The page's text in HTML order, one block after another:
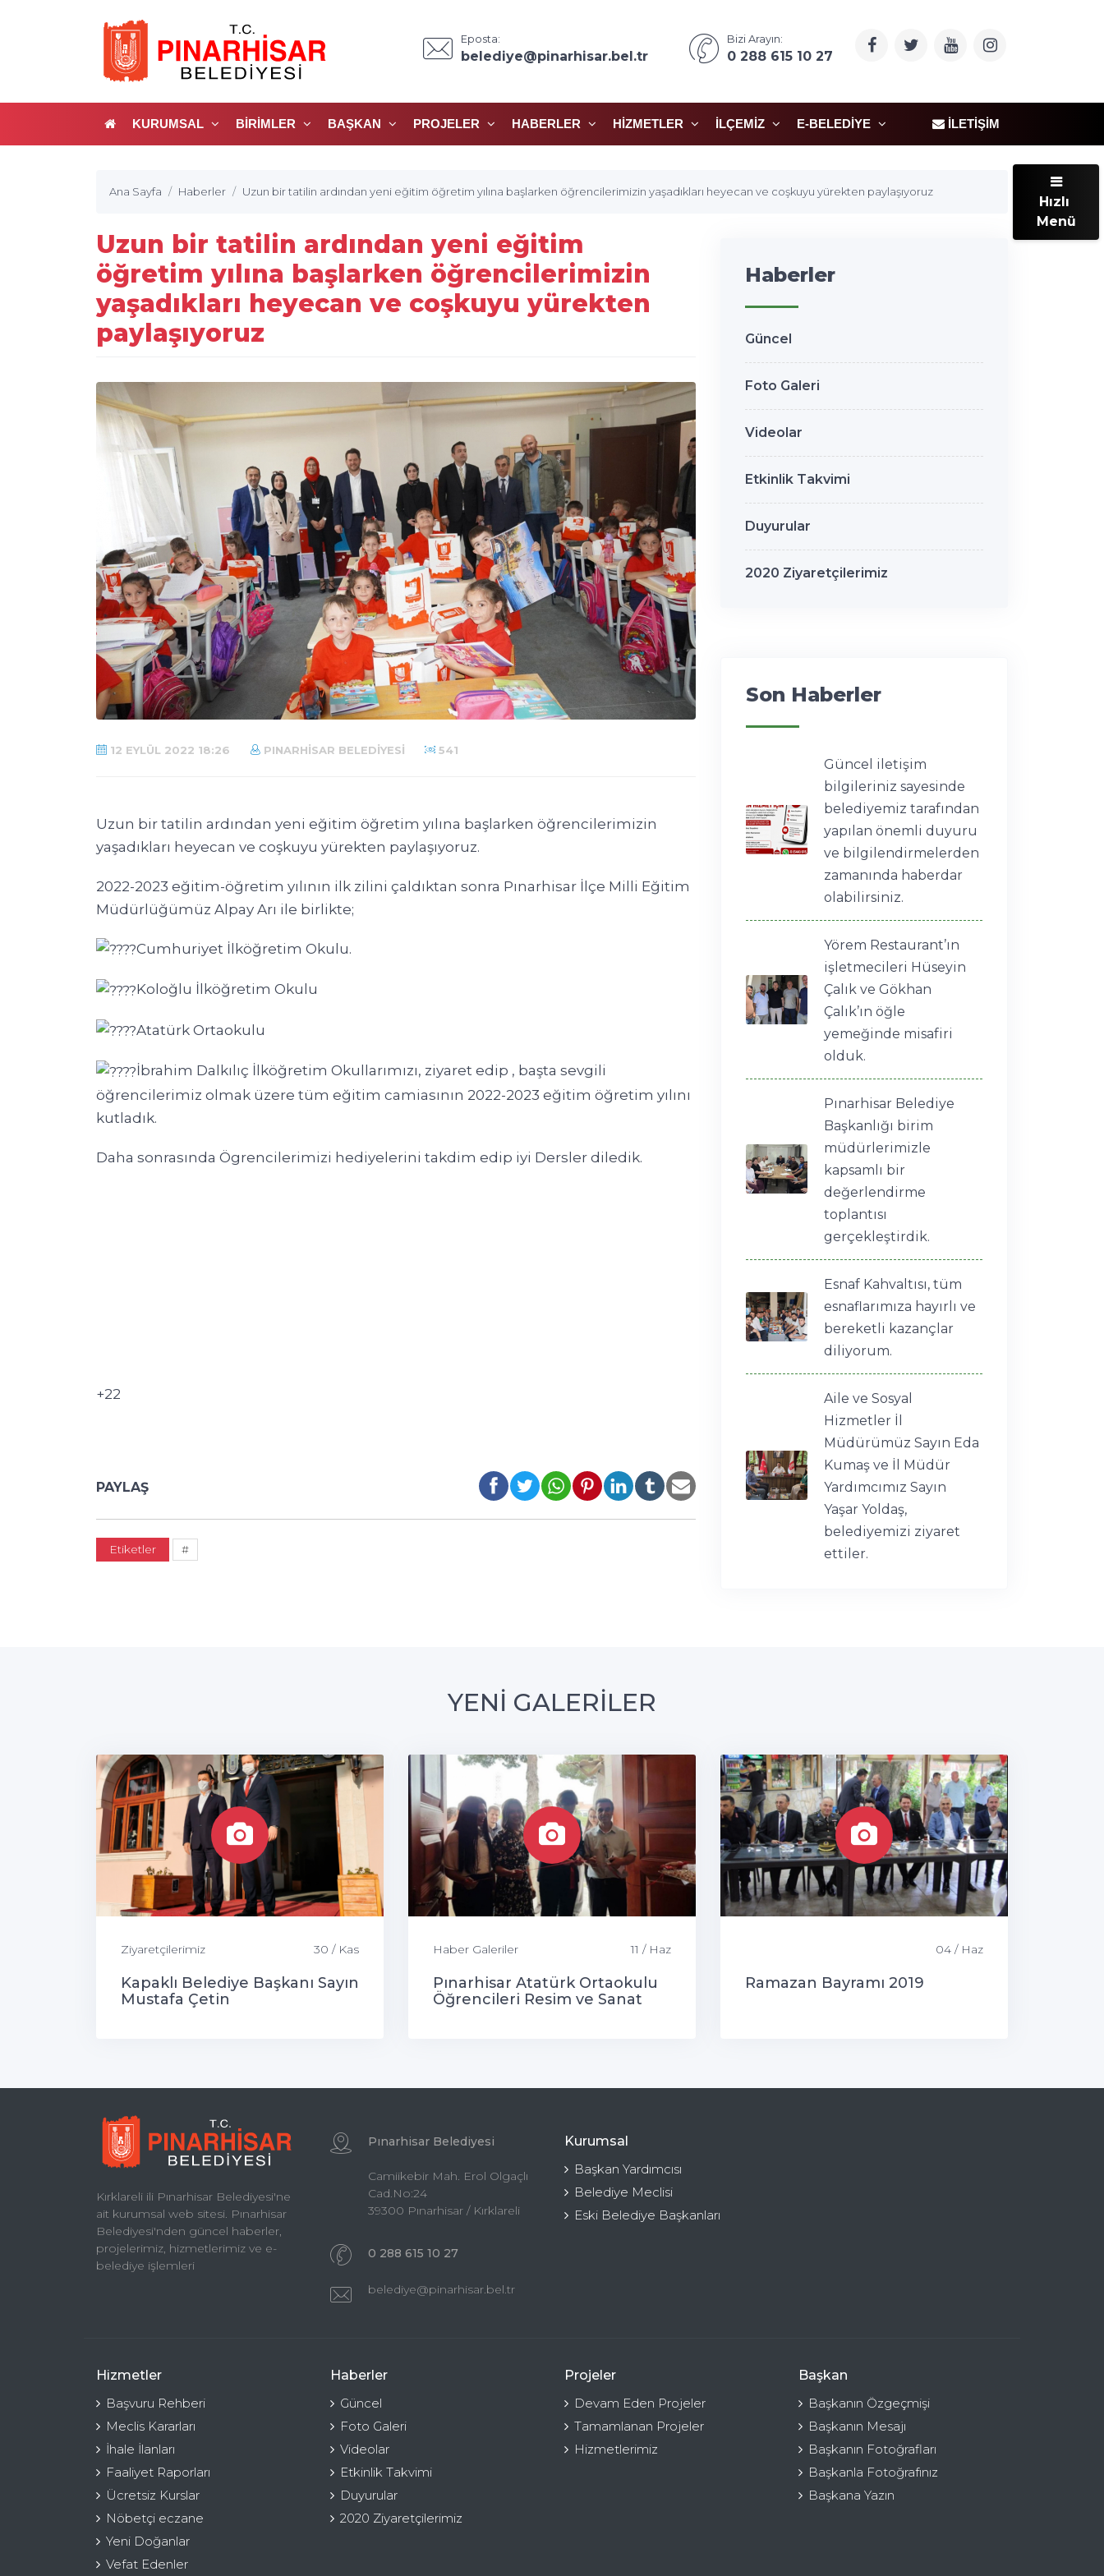
Eposta:
belediye@pinarhisar.bel.tr
Bizi Arayın:
0 288 615 10 27
KURUMSAL BİRİMLER BAŞKAN PROJELER HABERLER HIZMETLER İLÇEMIZ E-BELEDIYE İLETIŞIM
Ana Sayfa Haberler Uzun bir tatilin ardından yeni eğitim öğretim yılına başlarken öğrencilerimizin yaşadıkları heyecan ve coşkuyu yürekten paylaşıyoruz
Uzun bir tatilin ardından yeni eğitim
öğretim yılına başlarken öğrencilerimizin
yaşadıkları heyecan ve coşkuyu yürekten
paylaşıyoruz
12 EYLÜL 2022 18:26 PINARHISAR BELEDIYESI 541
Uzun bir tatilin ardından yeni eğitim öğretim yılına başlarken öğrencilerimizin
yaşadıkları heyecan ve coşkuyu yürekten paylaşıyoruz.
2022-2023 eğitim-öğretim yılının ilk zilini çaldıktan sonra Pınarhisar İlçe Milli Eğitim
Müdürlüğümüz Alpay Arı ile birlikte;
Cumhuriyet İlköğretim Okulu.
Koloğlu İlköğretim Okulu
Atatürk Ortaokulu
İbrahim Dalkılıç İlköğretim Okullarımızı, ziyaret edip , başta sevgili
öğrencilerimiz olmak üzere tüm eğitim camiasının 2022-2023 eğitim öğretim yılını
kutladık.
Daha sonrasında Ögrencilerimizi hediyelerini takdim edip iyi Dersler diledik.
+22
PAYLAŞ
Etiketler #
Haberler
Güncel
Foto Galeri
Videolar
Etkinlik Takvimi
Duyurular
2020 Ziyaretçilerimiz
Son Haberler
Güncel iletişim
bilgileriniz sayesinde
belediyemiz tarafından
yapılan önemli duyuru
ve bilgilendirmelerden
zamanında haberdar
olabilirsiniz.
Yörem Restaurant’ın
işletmecileri Hüseyin
Çalık ve Gökhan
Çalık’ın öğle
yemeğinde misafiri
olduk.
Pınarhisar Belediye
Başkanlığı birim
müdürlerimizle
kapsamlı bir
değerlendirme
toplantısı
gerçekleştirdik.
Esnaf Kahvaltısı, tüm
esnaflarımıza hayırlı ve
bereketli kazançlar
diliyorum.
Aile ve Sosyal
Hizmetler İl
Müdürümüz Sayın Eda
Kumaş ve İl Müdür
Yardımcımız Sayın
Yaşar Yoldaş,
belediyemizi ziyaret
ettiler.
YENİ GALERİLER
Ziyaretçilerimiz 30 / Kas
Kapaklı Belediye Başkanı Sayın
Mustafa Çetin
Haber Galeriler 11 / Haz
Pınarhisar Atatürk Ortaokulu
Öğrencileri Resim ve Sanat
04 / Haz
Ramazan Bayramı 2019
Kırklareli ili Pınarhisar Belediyesi'ne
ait kurumsal web sitesi. Pınarhisar
Belediyesi'nden güncel haberler,
projelerimiz, hizmetlerimiz ve e-
belediye işlemleri
Pınarhisar Belediyesi
Camiikebir Mah. Erol Olgaçlı
Cad.No:24
39300 Pınarhisar / Kırklareli
0 288 615 10 27
belediye@pinarhisar.bel.tr
Kurumsal
Başkan Yardımcısı
Belediye Meclisi
Eski Belediye Başkanları
Hizmetler
Başvuru Rehberi
Meclis Kararları
İhale İlanları
Faaliyet Raporları
Ücretsiz Kurslar
Nöbetçi eczane
Yeni Doğanlar
Vefat Edenler
Haberler
Güncel
Foto Galeri
Videolar
Etkinlik Takvimi
Duyurular
2020 Ziyaretçilerimiz
Projeler
Devam Eden Projeler
Tamamlanan Projeler
Hizmetlerimiz
Başkan
Başkanın Özgeçmişi
Başkanın Mesajı
Başkanın Fotoğrafları
Başkanla Fotoğrafınız
Başkana Yazın
Hızlı
Menü